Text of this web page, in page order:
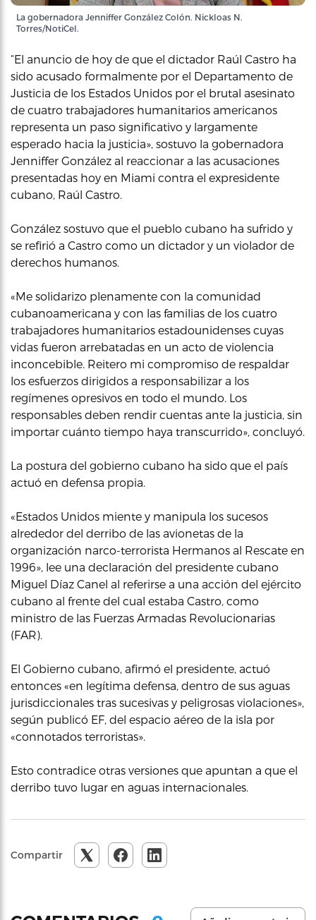
La gobernadora Jenniffer González Colón. Nickloas N.
Torres/NotiCel.
“El anuncio de hoy de que el dictador Raúl Castro ha
sido acusado formalmente por el Departamento de
Justicia de los Estados Unidos por el brutal asesinato
de cuatro trabajadores humanitarios americanos
representa un paso significativo y largamente
esperado hacia la justicia», sostuvo la gobernadora
Jenniffer González al reaccionar a las acusaciones
presentadas hoy en Miami contra el expresidente
cubano, Raúl Castro.
González sostuvo que el pueblo cubano ha sufrido y
se refirió a Castro como un dictador y un violador de
derechos humanos.
«Me solidarizo plenamente con la comunidad
cubanoamericana y con las familias de los cuatro
trabajadores humanitarios estadounidenses cuyas
vidas fueron arrebatadas en un acto de violencia
inconcebible. Reitero mi compromiso de respaldar
los esfuerzos dirigidos a responsabilizar a los
regímenes opresivos en todo el mundo. Los
responsables deben rendir cuentas ante la justicia, sin
importar cuánto tiempo haya transcurrido», concluyó.
La postura del gobierno cubano ha sido que el país
actuó en defensa propia.
«Estados Unidos miente y manipula los sucesos
alrededor del derribo de las avionetas de la
organización narco-terrorista Hermanos al Rescate en
1996», lee una declaración del presidente cubano
Miguel Díaz Canel al referirse a una acción del ejército
cubano al frente del cual estaba Castro, como
ministro de las Fuerzas Armadas Revolucionarias
(FAR).
El Gobierno cubano, afirmó el presidente, actuó
entonces «en legítima defensa, dentro de sus aguas
jurisdiccionales tras sucesivas y peligrosas violaciones»,
según publicó EF, del espacio aéreo de la isla por
«connotados terroristas».
Esto contradice otras versiones que apuntan a que el
derribo tuvo lugar en aguas internacionales.
Compartir